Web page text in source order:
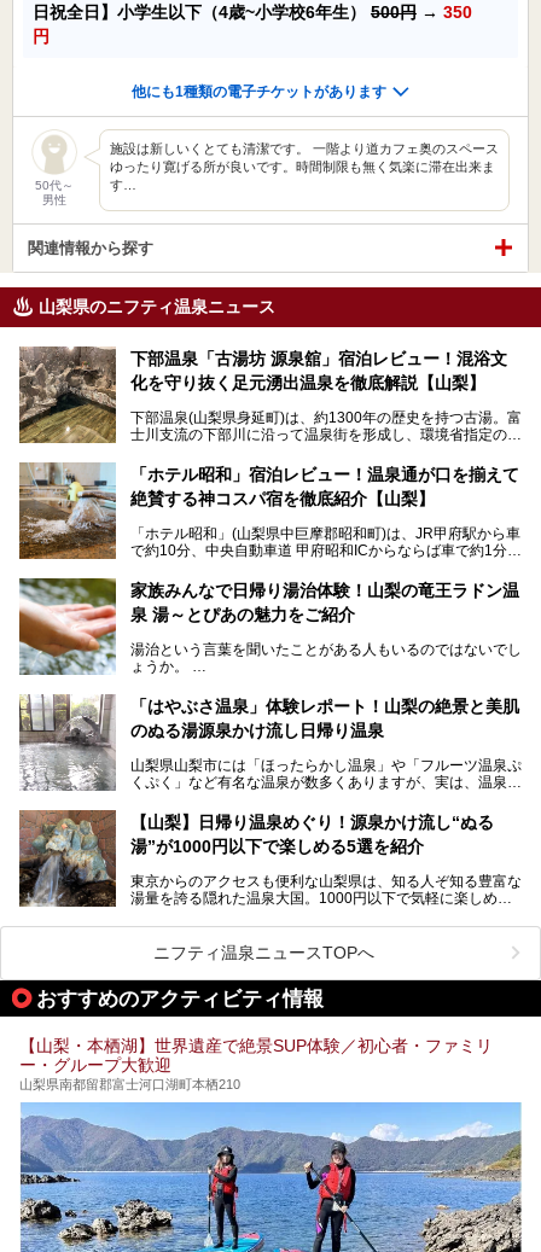
日祝全日】小学生以下（4歳~小学校6年生） 500円 → 350
円
他にも1種類の電子チケットがあります
50代～
男性
施設は新しいくとても清潔です。 一階より道カフェ奥のスペース
ゆったり寛げる所が良いです。時間制限も無く気楽に滞在出来ま
す…
関連情報から探す
山梨県のニフティ温泉ニュース
下部温泉「古湯坊 源泉舘」宿泊レビュー！混浴文
化を守り抜く足元湧出温泉を徹底解説【山梨】
下部温泉(山梨県身延町)は、約1300年の歴史を持つ古湯。富
士川支流の下部川に沿って温泉街を形成し、環境省指定の国
中でも「古湯坊 源泉舘」は、戦国時代に武田信玄公も療養
したと伝えられる名湯の宿。最大の特徴は、令和の現代にお
いても混浴文化が守られ、老若男女の分け隔て一切無く温泉
向にありますが、「古湯坊 源泉舘」では本来あるべき混浴
の姿が保たれている点に注目すべきでしょう。
今回は足元湧出の混浴温泉である「かくし湯大岩風呂」をは
じめ、湯治棟である「別館神泉」を中心に「古湯坊 源泉
舘」の全貌を徹底紹介します。
「ホテル昭和」宿泊レビュー！温泉通が口を揃えて
絶賛する神コスパ宿を徹底紹介【山梨】
「ホテル昭和」(山梨県中巨摩郡昭和町)は、JR甲府駅から車
で約10分、中央自動車道 甲府昭和ICからならば車で約1分の
から、一人泊でも6,000円台から宿泊可能です。
しかし、最大の魅力は“温泉そのもの”でしょう。自家源泉を
統の単純温泉は、入浴すると実にサッパリ爽快。日帰り入浴
不可なこともあり、全国の温泉ファンがこの温泉を求めて
では循環濾過の沸かし湯が一般的ですが、ここは本物の極上
温泉。まさに価格破壊と言えるクオリティです。
室や無料朝食などをご紹介。温泉通が口を揃えて絶賛する神
コスパ宿の全貌を徹底解説します！
家族みんなで日帰り湯治体験！山梨の竜王ラドン温
泉 湯～とぴあの魅力をご紹介
湯治という言葉を聞いたことがある人もいるのではないでし
ょうか。
なかなか体験できない、湯治体験が日帰りでできる温浴施設
が山梨にあります。
ぴあ」の魅力をご紹介します。
提供元：株式会社湯ーとぴあ【PR】
この記事は株式会社湯ーとぴあのPRレポート記事です。
「はやぶさ温泉」体験レポート！山梨の絶景と美肌
のぬる湯源泉かけ流し日帰り温泉
山梨県山梨市には「ほったらかし温泉」や「フルーツ温泉ぷ
くぷく」など有名な温泉が数多くありますが、実は、温泉マ
です。今回紹介する「はやぶさ温泉」も、そのひとつ。温泉
はもちろん、絶景や地元食材を活かしたグルメも堪能できま
す。
します。
【山梨】日帰り温泉めぐり！源泉かけ流し“ぬる
湯”が1000円以下で楽しめる5選を紹介
東京からのアクセスも便利な山梨県は、知る人ぞ知る豊富な
湯量を誇る隠れた温泉大国。1000円以下で気軽に楽しめ
も、これからの季節に嬉しい、じんわりと体の芯まで温ま
る“ぬる湯”が豊富なのも魅力。今回は、湯質も抜群で心ゆく
までリラックスできる山梨のお得な日帰り温泉を、実際体験
した感想と共に紹介します。
※ぬる湯とは35℃～39℃程度の体温に近いぬるめ温泉のこ
ニフティ温泉ニュースTOPへ
おすすめのアクティビティ情報
【山梨・本栖湖】世界遺産で絶景SUP体験／初心者・ファミリ
ー・グループ大歓迎
山梨県南都留郡富士河口湖町本栖210